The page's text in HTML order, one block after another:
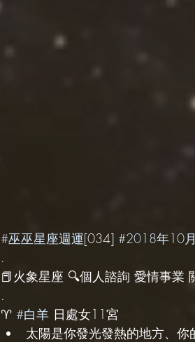
#巫巫星座週運[034] #2018年10
.
📕火象星座 🔍個人諮詢 愛情事業
.
♈️ #白羊 日處女11宮
太陽是你發光發熱的地方、你